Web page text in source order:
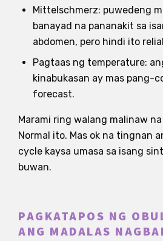
Mittelschmerz: puwedeng
banayad na pananakit sa
abdomen, pero hindi ito
Pagtaas ng temperature:
kinabukasan ay mas pang-
forecast.
Marami ring walang malinaw
Normal ito. Mas ok na tingnan
cycle kaysa umasa sa isang
buwan.
PAGKATAPOS NG
ANG MADALAS